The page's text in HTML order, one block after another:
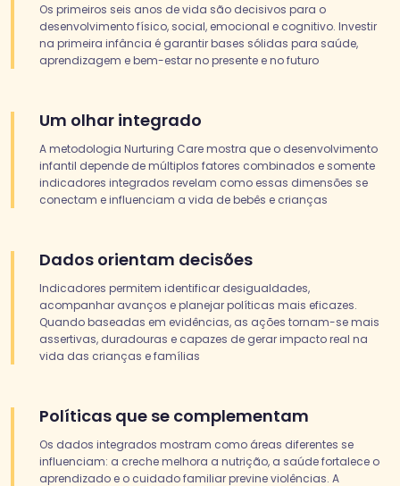
Os primeiros seis anos de vida são decisivos para o
desenvolvimento físico, social, emocional e cognitivo. Investir
na primeira infância é garantir bases sólidas para saúde,
aprendizagem e bem-estar no presente e no futuro
Um olhar integrado
A metodologia Nurturing Care mostra que o desenvolvimento
infantil depende de múltiplos fatores combinados e somente
indicadores integrados revelam como essas dimensões se
conectam e influenciam a vida de bebês e crianças
Dados orientam decisões
Indicadores permitem identificar desigualdades,
acompanhar avanços e planejar políticas mais eficazes.
Quando baseadas em evidências, as ações tornam-se mais
assertivas, duradouras e capazes de gerar impacto real na
vida das crianças e famílias
Políticas que se complementam
Os dados integrados mostram como áreas diferentes se
influenciam: a creche melhora a nutrição, a saúde fortalece o
aprendizado e o cuidado familiar previne violências. A